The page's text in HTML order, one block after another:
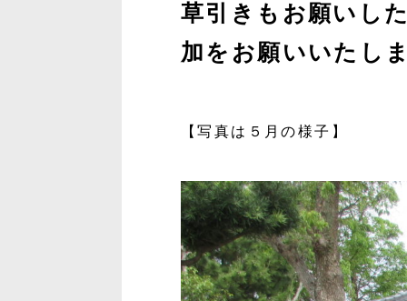
草引きもお願いし
加をお願いいたし
【写真は５月の様子】